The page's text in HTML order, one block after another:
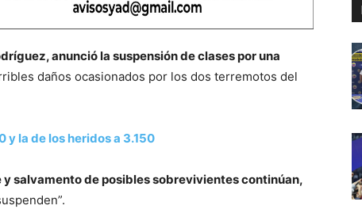
anunció la suspensión de clases por una
daños ocasionados por los dos terremotos del
y la de los heridos a 3.150
salvamento de posibles sobrevivientes continúan,